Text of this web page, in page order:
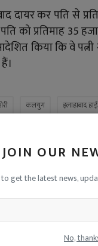
JOIN OUR
get the latest news,
No,
दायर कर पति से
को प्रतिमाह 35
किया कि वे पत्नी
कलयुग इलाहाबाद
सचिव ? 2.50 लाख
स्वच्छता प...